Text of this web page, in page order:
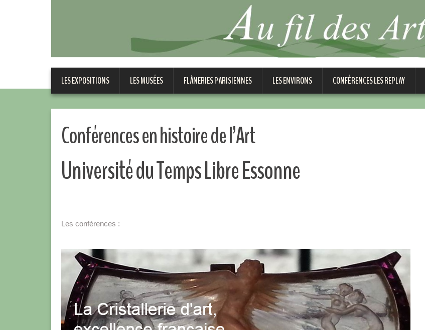
LES EXPOSITIONS LES MUSÉES FLÂNERIES PARISIENNES LES ENVIRONS CONFÉRENCES LES REPLAY
Conférences en histoire de l’Art
Université du Temps Libre Essonne
Les conférences :